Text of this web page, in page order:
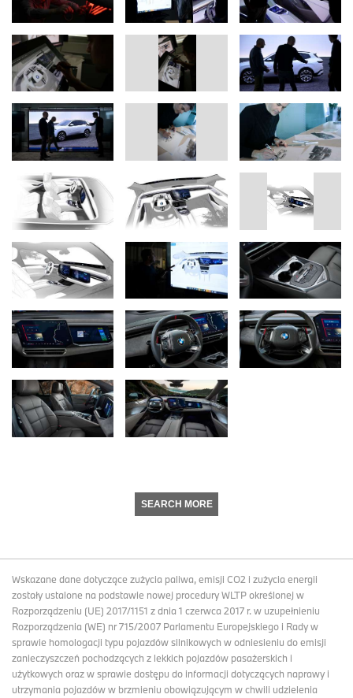
SEARCH MORE
Wskazane dane dotyczące zużycia paliwa, emisji CO2 i zużycia energii
zostały ustalone na podstawie nowej procedury WLTP określonej w
Rozporządzeniu (UE) 2017/1151 z dnia 1 czerwca 2017 r. w uzupełnieniu
Rozporządzenia (WE) nr 715/2007 Parlamentu Europejskiego i Rady w
sprawie homologacji typu pojazdów silnikowych w odniesieniu do emisji
zanieczyszczeń pochodzących z lekkich pojazdów pasażerskich i
użytkowych oraz w sprawie dostępu do informacji dotyczących naprawy i
utrzymania pojazdów w brzmieniu obowiązującym w chwili udzielenia